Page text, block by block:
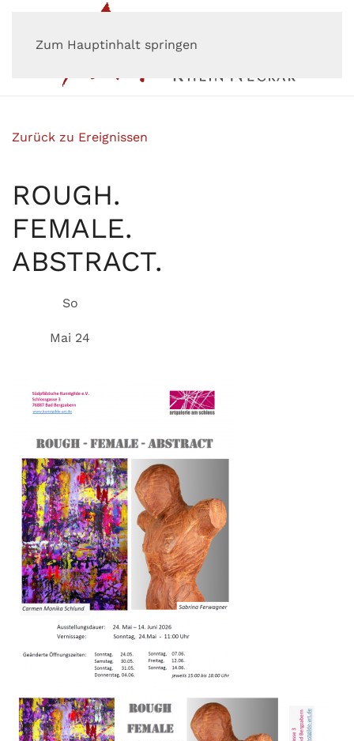
Zum Hauptinhalt springen
Zurück zu Ereignissen
ROUGH.
FEMALE.
ABSTRACT.
So
Mai 24